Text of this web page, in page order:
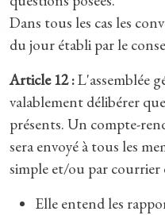
Dans tous les cas les
du jour établi par le
Article 12 :L'assemblée
valablement délibérer
présents. Un compte-
sera envoyé à tous les
simple et/ou par courrier
Elle entend les